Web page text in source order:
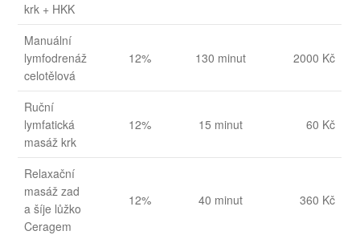
krk + HKK
Manuální
lymfodrenáž
celotělová
12% 130 minut 2000 Kč
Ruční
lymfatická
masáž krk
12% 15 minut 60 Kč
Relaxační
masáž zad
a šíje lůžko
Ceragem
12% 40 minut 360 Kč